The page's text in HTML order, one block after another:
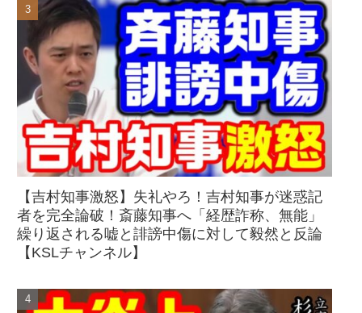
【吉村知事激怒】失礼やろ！吉村知事が迷惑記
者を完全論破！斎藤知事へ「経歴詐称、無能」
繰り返される嘘と誹謗中傷に対して毅然と反論
【KSLチャンネル】